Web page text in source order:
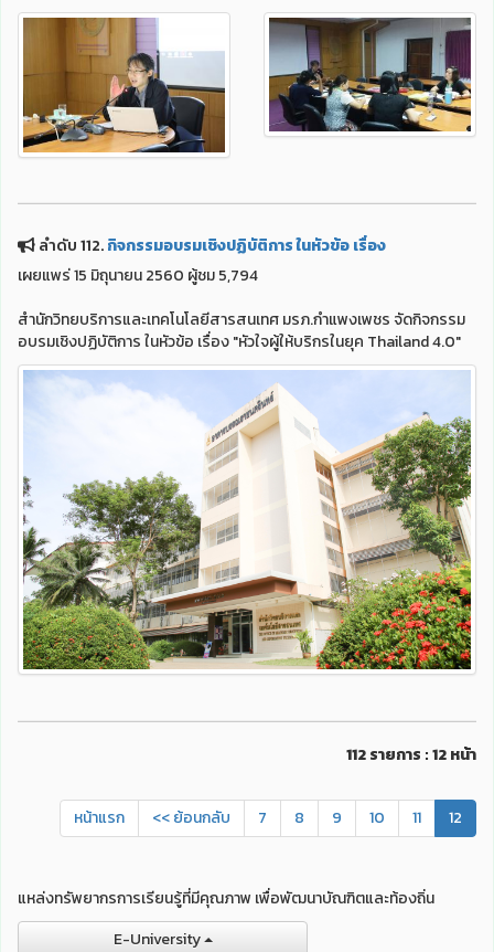
ลำดับ 112.กิจกรรมอบรมเชิงปฏิบัติการ ในหัวข้อ เรื่อง
เผยแพร่ 15 มิถุนายน 2560 ผู้ชม 5,794
สำนักวิทยบริการและเทคโนโลยีสารสนเทศ มรภ.กำแพงเพชร จัดกิจกรรม
อบรมเชิงปฏิบัติการ ในหัวข้อ เรื่อง "หัวใจผู้ให้บริกรในยุค Thailand 4.0"
112 รายการ : 12 หน้า
หน้าแรก << ย้อนกลับ 7 8 9 10 11 12
แหล่งทรัพยากรการเรียนรู้ที่มีคุณภาพ เพื่อพัฒนาบัณฑิตและท้องถิ่น
E-University